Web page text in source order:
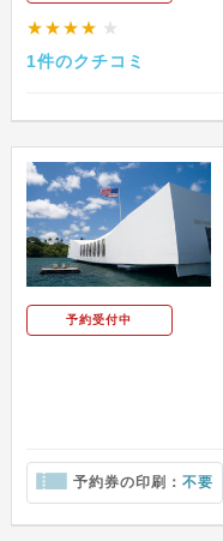
★★★★ ★
1件のクチコミ
予約受付中
予約券の印刷： 不要